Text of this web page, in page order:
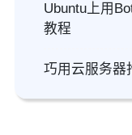
Ubuntu上用
教程
巧用云服务器